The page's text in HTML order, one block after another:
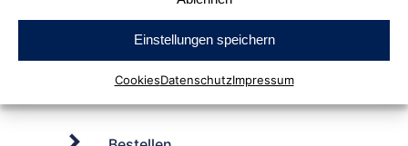
Einstellungen speichern
CookiesDatenschutzImpressum